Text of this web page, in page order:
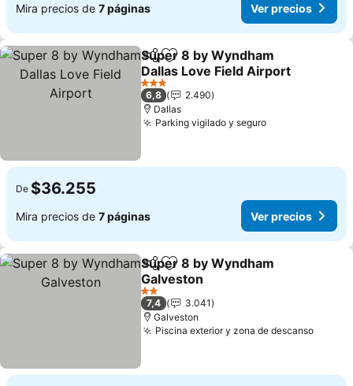
Mira precios de 7 páginas Ver precios
CompartirAgregar a favoritos
Super 8 by Wyndham
Dallas Love Field Airport
Ver precios
3 Estrellas
6,8
2.490
Dallas
Parking vigilado y seguroVer precios
De $36.255
Mira precios de 7 páginas Ver precios
CompartirAgregar a favoritos
Super 8 by Wyndham
Galveston
Ver precios
2 Estrellas
7,4
3.041
Galveston
Piscina exterior y zona de descansoVer